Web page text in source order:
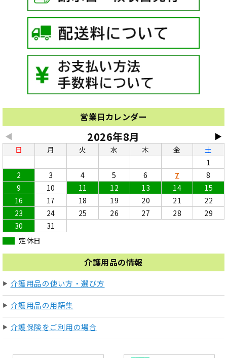
営業日カレンダー
◀ ▶
2026年8月
日 月 火 水 木 金
土
1
2
3 4 5 6 7
8
9
10 11 12 13 14
15
16
17 18 19 20 21
22
23
24 25 26 27 28
29
30
31
定休日
介護用品の情報
介護用品の使い方・選び方
介護用品の用語集
介護保険をご利用の場合